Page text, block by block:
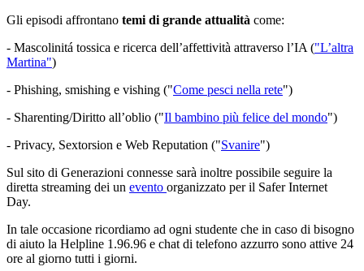
Gli episodi affrontano temi di grande attualità come:
- Mascolinitá tossica e ricerca dell’affettività attraverso l’IA ("L’altra
Martina")
- Phishing, smishing e vishing ("Come pesci nella rete")
- Sharenting/Diritto all’oblio ("Il bambino più felice del mondo")
- Privacy, Sextorsion e Web Reputation ("Svanire")
Sul sito di Generazioni connesse sarà inoltre possibile seguire la
diretta streaming dei un evento organizzato per il Safer Internet
Day.
In tale occasione ricordiamo ad ogni studente che in caso di bisogno
di aiuto la Helpline 1.96.96 e chat di telefono azzurro sono attive 24
ore al giorno tutti i giorni.